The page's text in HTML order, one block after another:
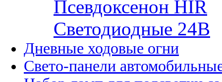
Псевдоксенон HIR
Cветодиодные 24B
Дневные ходовые огни
Свето-панели